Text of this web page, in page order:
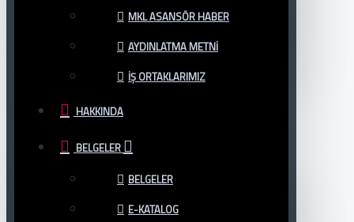
MKL ASANSÖR HABER
AYDINLATMA METNI
İŞ ORTAKLARIMIZ
HAKKINDA
BELGELER
BELGELER
E-KATALOG